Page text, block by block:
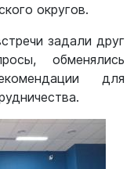
округов.
задали друг
обменялись
для